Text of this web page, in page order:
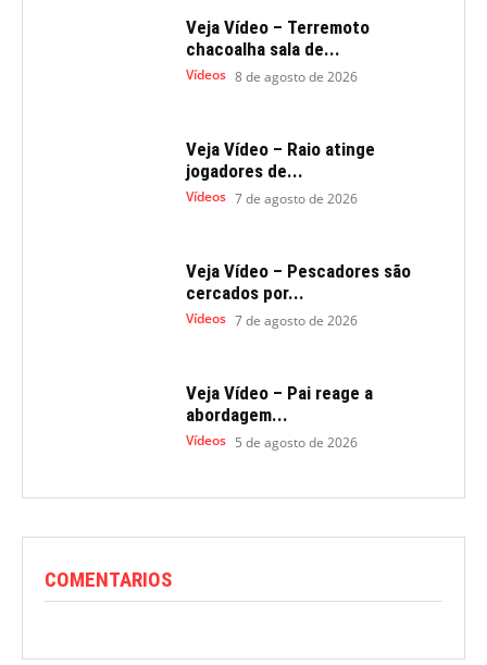
Veja Vídeo – Terremoto
chacoalha sala de...
Vídeos 8 de agosto de 2026
Veja Vídeo – Raio atinge
jogadores de...
Vídeos 7 de agosto de 2026
Veja Vídeo – Pescadores são
cercados por...
Vídeos 7 de agosto de 2026
Veja Vídeo – Pai reage a
abordagem...
Vídeos 5 de agosto de 2026
COMENTARIOS